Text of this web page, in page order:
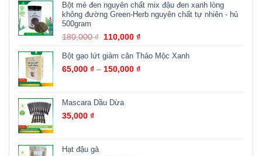
Bột mè đen nguyên chất mix đậu đen xanh lòng
không đường Green-Herb nguyên chất tự nhiên - hủ
500gram
180,000₫ 110,000₫
Bột gạo lứt giảm cân Thảo Mộc Xanh
65,000 ₫ – 150,000 ₫
Mascara Dầu Dừa
35,000 ₫
Hạt đậu gà